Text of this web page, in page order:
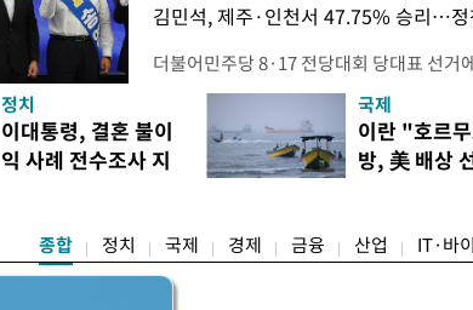
김민석, 제주·인천서 47.75% 승리…
더불어민주당 8·17 전당대회 당대표 선거
보가 8일 제주·인천 지역 순회경선에서 '누
다. 앞서 정청래 후보 우세 지역으로 점쳐
·울산·경남 경선에서 1승 1패를 주고 받은
제주·인천 경선에서 이기며 '2승 1패'로 앞
정치
이대통령, 결혼 불이
익 사례 전수조사 지
국제
이란 "호르
방, 美 배상
종합 정치 국제 경제 금융 산업 IT·바